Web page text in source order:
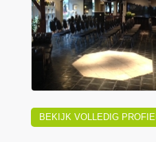
BEKIJK VOLLEDIG PROFIEL